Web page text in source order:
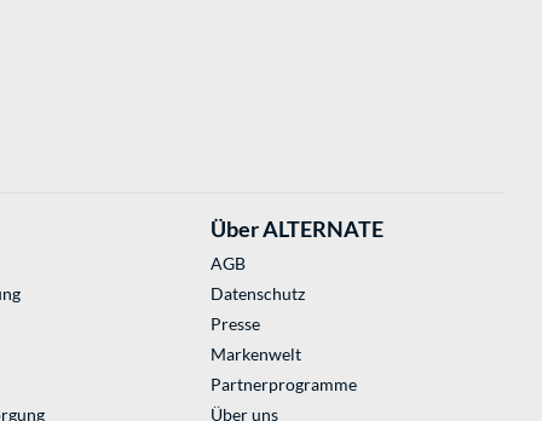
Über ALTERNATE
AGB
Datenschutz
Presse
Markenwelt
Partnerprogramme
Über uns